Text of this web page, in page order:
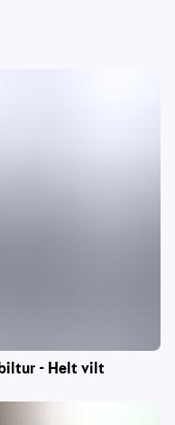
- Helt vilt